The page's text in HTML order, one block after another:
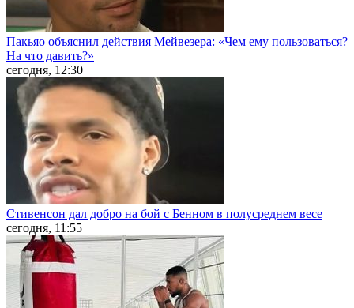
Пакьяо объяснил действия Мейвезера: «Чем ему пользоваться?
На что давить?»
сегодня, 12:30
Стивенсон дал добро на бой с Бенном в полусреднем весе
сегодня, 11:55